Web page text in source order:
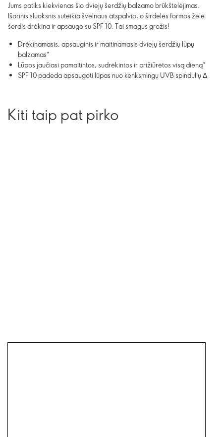
Jums patiks kiekvienas šio dviejų šerdžių balzamo brūkštelėjimas.
Išorinis sluoksnis suteikia švelnaus atspalvio, o širdelės formos želė
šerdis drėkina ir apsaugo su SPF 10. Tai smagus grožis!
Drėkinamasis, apsauginis ir maitinamasis dviejų šerdžių lūpų
balzamas*
Lūpos jaučiasi pamaitintos, sudrėkintos ir prižiūrėtos visą dieną*
SPF 10 padeda apsaugoti lūpas nuo kenksmingų UVB spindulių Δ
Kiti taip pat pirko